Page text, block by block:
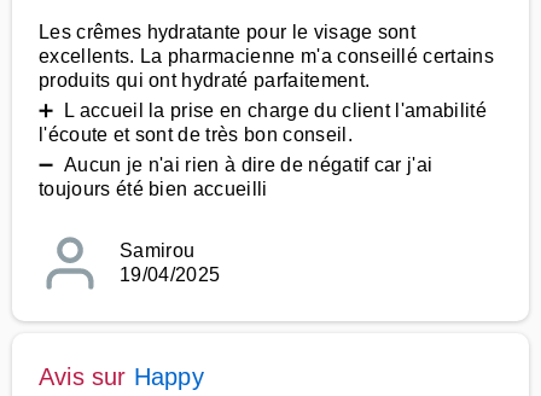
Les crêmes hydratante pour le visage sont
excellents. La pharmacienne m'a conseillé certains
produits qui ont hydraté parfaitement.
➕ L accueil la prise en charge du client l'amabilité
l'écoute et sont de très bon conseil.
➖ Aucun je n'ai rien à dire de négatif car j'ai
toujours été bien accueilli
Samirou
19/04/2025
Avis sur Happy